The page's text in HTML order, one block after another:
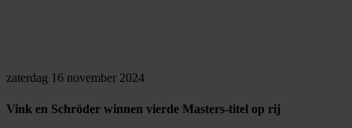
zaterdag 16 november 2024
Vink en Schröder winnen vierde Masters-titel op rij